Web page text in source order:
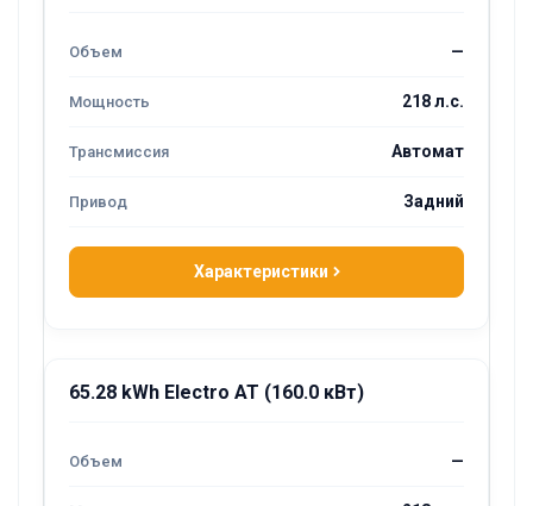
—
218 л.с.
Автомат
Задний
Характеристики
65.28 kWh Electro AT (160.0 кВт)
—